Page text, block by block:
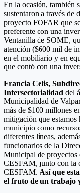
En la ocasión, también
sustentaron a través de
proyecto FOFAR que
preferente con una
Ventanilla de SOME,
atención ($600 mil de
en el mobiliario y en
que contó con una
Francia Celis,
Intersectorialidad del
Municipalidad de
más de $100 millones
mitigación que
municipio como
diferentes líneas,
funcionarios de la
Municipal de proyectos
CESFAM, junto con la
CESFAM. Así que
el fruto de un trabajo